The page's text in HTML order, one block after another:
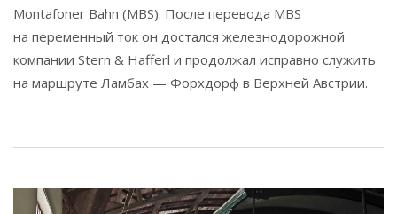
Montafoner Bahn (MBS). После перевода MBS
на переменный ток он достался железнодорожной
компании Stern & Hafferl и продолжал исправно служить
на маршруте Ламбах — Форхдорф в Верхней Австрии.